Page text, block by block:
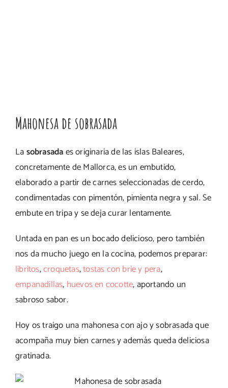
Mahonesa de sobrasada
Lasobrasadaes originaria de las islas Baleares,
concretamente de Mallorca, es un embutido,
elaborado a partir de carnes seleccionadas de cerdo,
condimentadas con pimentón, pimienta negra y sal. Se
embute en tripa y se deja curar lentamente.
Untada en pan es un bocado delicioso, pero también
nos da mucho juego en la cocina, podemos preparar:
libritos,croquetas,tostas con brie y pera,
empanadillas, huevos en cocotte, aportando un
sabroso sabor.
Hoy os traigo una mahonesa con ajo y sobrasada que
acompaña muy bien carnes y además queda deliciosa
gratinada.